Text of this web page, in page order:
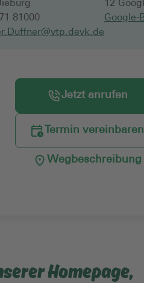
81000
12
Google-
Jetzt anrufen
Termin vereinbaren
Wegbeschreibung
Homepage,